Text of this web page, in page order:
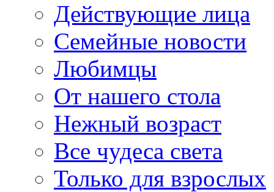
Действующие лица
Семейные новости
Любимцы
От нашего стола
Нежный возраст
Все чудеса света
Только для взрослых